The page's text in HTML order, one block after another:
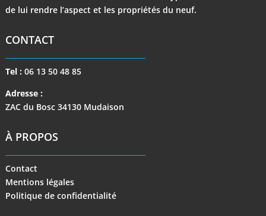
de lui rendre l’aspect et les propriétés du neuf.
CONTACT
Tel : 06 13 50 48 85
Adresse :
ZAC du Bosc 34130 Mudaison
À PROPOS
Contact
Mentions légales
Politique de confidentialité